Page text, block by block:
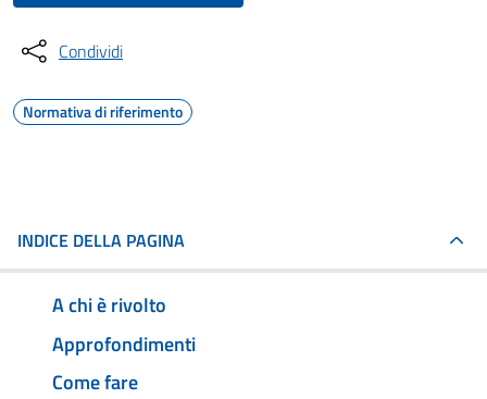
Condividi
Normativa di riferimento
INDICE DELLA PAGINA
A chi è rivolto
Approfondimenti
Come fare